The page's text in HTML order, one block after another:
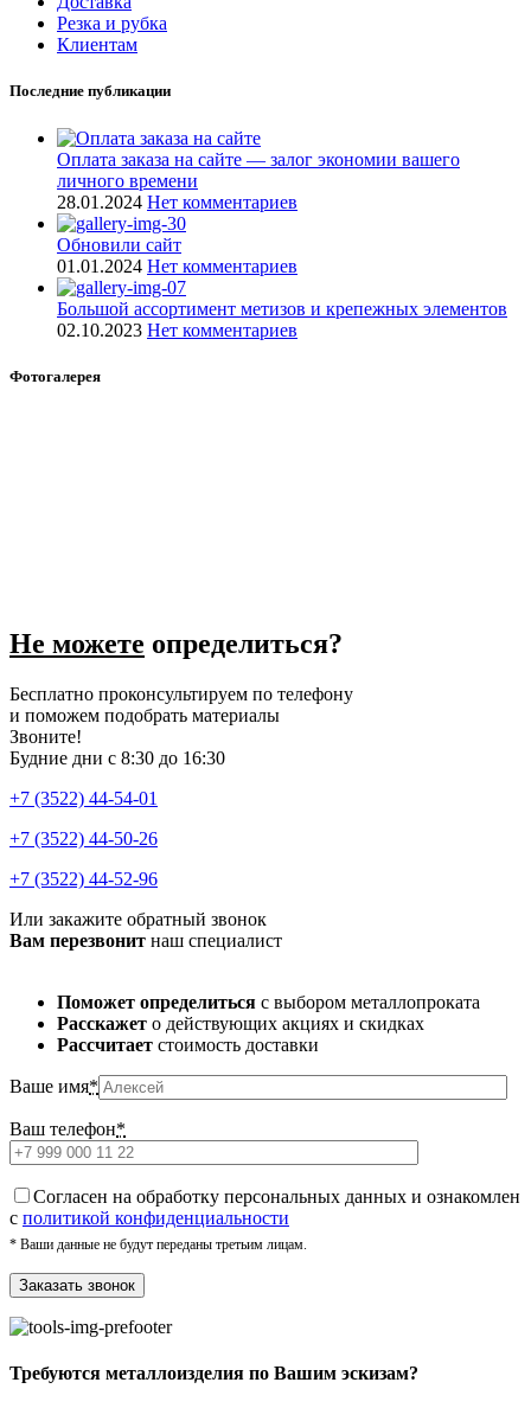
Резка и рубка
Клиентам
Последние публикации
Оплата заказа на сайте — залог экономии вашего
личного времени
28.01.2024 Нет комментариев
Обновили сайт
01.01.2024 Нет комментариев
Большой ассортимент метизов и крепежных элементов
02.10.2023 Нет комментариев
Фотогалерея
Не можете определиться?
Бесплатно проконсультируем по телефону
и поможем подобрать материалы
Звоните!
Будние дни с 8:30 до 16:30
+7 (3522) 44-54-01
+7 (3522) 44-50-26
+7 (3522) 44-52-96
Или закажите обратный звонок
Вам перезвонит наш специалист
Поможет определиться с выбором металлопроката
Расскажет о действующих акциях и скидках
Рассчитает стоимость доставки
Ваше имя*
Ваш телефон*
Cогласен на обработку персональных данных и ознакомлен
с политикой конфиденциальности
* Ваши данные не будут переданы третьим лицам.
Требуются металлоизделия по Вашим эскизам?